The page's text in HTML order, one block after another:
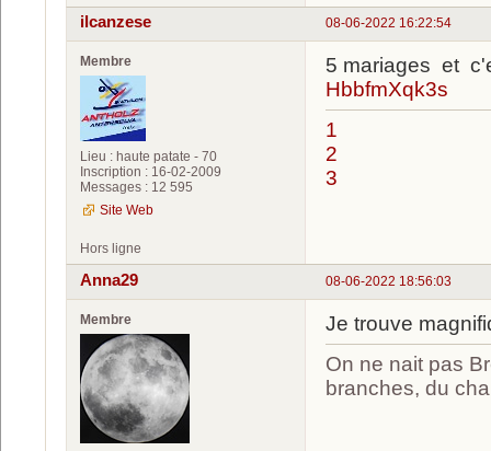
08-06-2022 16:22:54
ilcanzese
Membre
Lieu : haute patate - 70
Inscription : 16-02-2009
Messages : 12 595
Site Web
5 mariages et
HbbfmXqk3s
1
2
3
Hors ligne
08-06-2022 18:56:03
Anna29
Membre
Je trouve
On ne nait pas
branches, du